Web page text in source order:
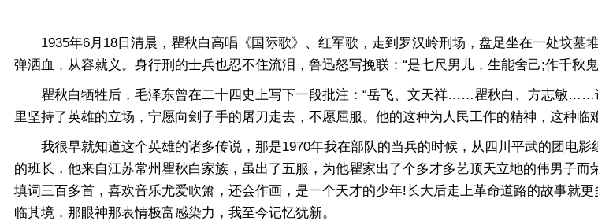
1935年6月18日清晨，瞿秋白高唱《国际歌》、红军歌，走到罗汉岭刑场，盘足坐在一处坟墓堆
弹洒血，从容就义。身行刑的士兵也忍不住流泪，鲁迅怒写挽联：“是七尺男儿，生能舍己;作千秋
瞿秋白牺牲后，毛泽东曾在二十四史上写下一段批注：“岳飞、文天祥……瞿秋白、方志敏……
里坚持了英雄的立场，宁愿向刽子手的屠刀走去，不愿屈服。他的这种为人民工作的精神，这种
我很早就知道这个英雄的诸多传说，那是1970年我在部队的当兵的时候，从四川平武的团电影
的班长，他来自江苏常州瞿秋白家族，虽出了五服，为他瞿家出了个多才多艺顶天立地的伟男子
填词三百多首，喜欢音乐尤爱吹箫，还会作画，是一个天才的少年!长大后走上革命道路的故事
临其境，那眼神那表情极富感染力，我至今记忆犹新。